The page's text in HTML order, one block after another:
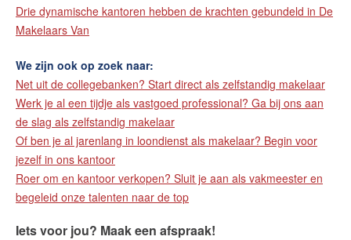
Drie dynamische kantoren hebben de krachten gebundeld in De
Makelaars Van
We zijn ook op zoek naar:
Net uit de collegebanken? Start direct als zelfstandig makelaar
Werk je al een tijdje als vastgoed professional? Ga bij ons aan
de slag als zelfstandig makelaar
Of ben je al jarenlang in loondienst als makelaar? Begin voor
jezelf in ons kantoor
Roer om en kantoor verkopen? Sluit je aan als vakmeester en
begeleid onze talenten naar de top
Iets voor jou? Maak een afspraak!